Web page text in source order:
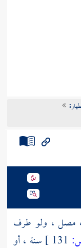
مصل ، ولو طرف
سنة ، أو